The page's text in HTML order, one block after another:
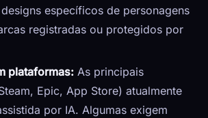
específicos de personagens
registradas ou protegidos por
plataformas: As principais
Epic, App Store) atualmente
por IA. Algumas exigem